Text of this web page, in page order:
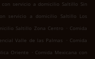
con servicio a domicilio Saltillo Sin
servicio a domicilio Saltillo Los
Saltillo Zona Centro . Comida
Valle de las Palmas
. Comida
Oriente . Comida Mexicana con